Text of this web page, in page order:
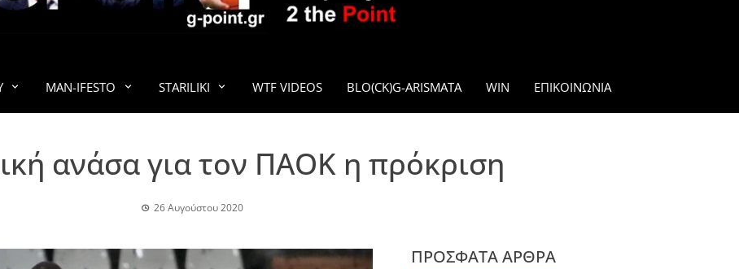
MAN-IFESTO STARILIKI WTF VIDEOS BLO(CK)G-ARISMATA WIN ΕΠΙΚΟΙΝΩΝΊΑ
ανάσα για τον ΠΑΟΚ η πρόκριση
26 Αυγούστου 2020
ΠΡΌΣΦΑΤΑ ΆΡΘΡΑ